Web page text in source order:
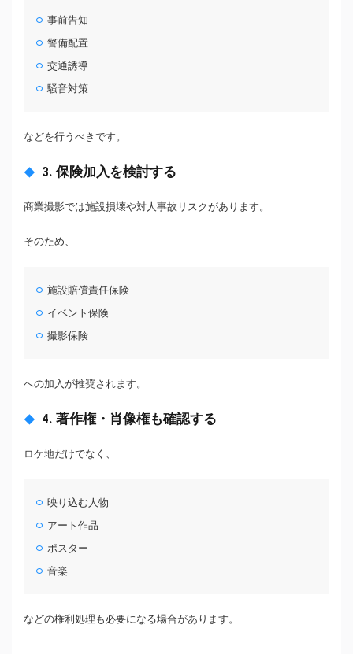
事前告知
警備配置
交通誘導
騒音対策
などを行うべきです。
3. 保険加入を検討する
商業撮影では施設損壊や対人事故リスクがあります。
そのため、
施設賠償責任保険
イベント保険
撮影保険
への加入が推奨されます。
4. 著作権・肖像権も確認する
ロケ地だけでなく、
映り込む人物
アート作品
ポスター
音楽
などの権利処理も必要になる場合があります。